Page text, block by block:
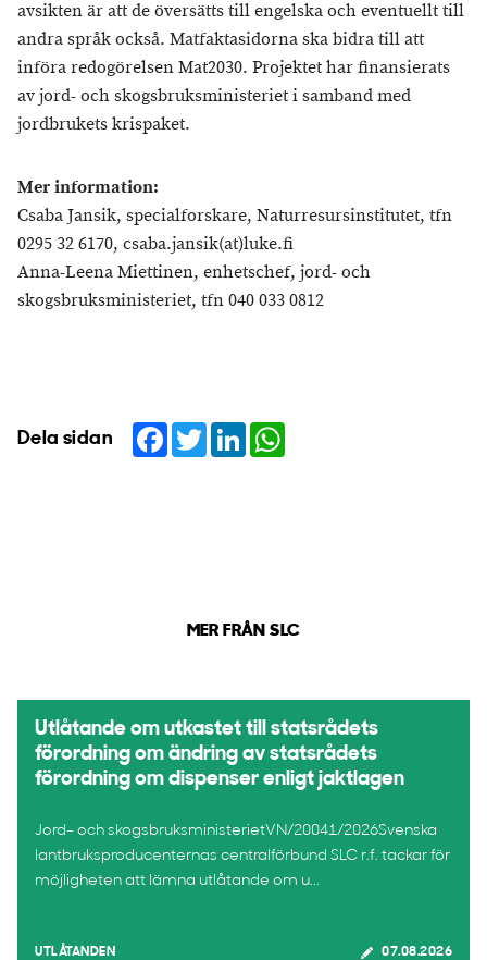
avsikten är att de översätts till engelska och eventuellt till
andra språk också. Matfaktasidorna ska bidra till att
införa redogörelsen Mat2030. Projektet har finansierats
av jord- och skogsbruksministeriet i samband med
jordbrukets krispaket.
Mer information:
Csaba Jansik, specialforskare, Naturresursinstitutet, tfn
0295 32 6170, csaba.jansik(at)luke.fi
Anna-Leena Miettinen, enhetschef, jord- och
skogsbruksministeriet, tfn 040 033 0812
Dela sidan Facebook
TwitterLinkedIn
MER FRÅN SLC
Utlåtande om utkastet till statsrådets
förordning om ändring av statsrådets
förordning om dispenser enligt jaktlagen
Jord- och skogsbruksministerietVN/20041/2026Svenska
lantbruksproducenternas centralförbund SLC r.f. tackar för
möjligheten att lämna utlåtande om u...
UTLÅTANDEN 07.08.2026